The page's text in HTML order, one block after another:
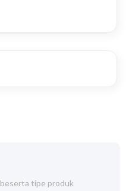
tipe produk